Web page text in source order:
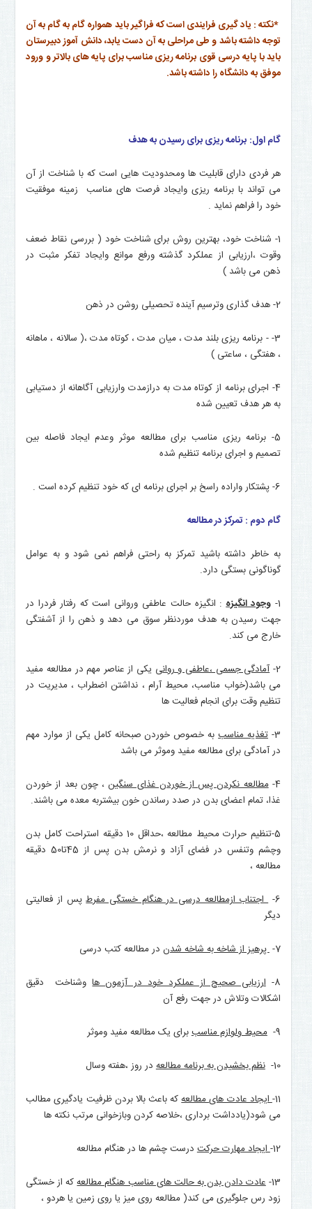
*نکته : یاد گیری فرایندی است که فراگیر باید همواره گام به گام به آن
توجه داشته باشد و طی مراحلی به آن دست یابد، دانش آموز دبیرستان
باید با پایه درسی قوی برنامه ریزی مناسب برای پایه های بالاتر و ورود
موفق به دانشگاه را داشته باشد.
گام اول: برنامه ریزی برای رسیدن به هدف
هر فردی دارای قابلیت ها ومحدودیت هایی است که با شناخت از آن
می تواند با برنامه ریزی وایجاد فرصت های مناسب زمینه موفقیت
خود را فراهم نماید .
1- شناخت خود، بهترین روش برای شناخت خود ( بررسی نقاط ضعف
وقوت ،ارزیابی از عملکرد گذشته ورفع موانع وایجاد تفکر مثبت در
ذهن می باشد )
2- هدف گذاری وترسیم آینده تحصیلی روشن در ذهن
3- - برنامه ریزی بلند مدت ، میان مدت ، کوتاه مدت ،( سالانه ، ماهانه
، هفتگی ، ساعتی )
4- اجرای برنامه از کوتاه مدت به درازمدت وارزیابی آگاهانه از دستیابی
به هر هدف تعیین شده
5- برنامه ریزی مناسب برای مطالعه موثر وعدم ایجاد فاصله بین
تصمیم و اجرای برنامه تنظیم شده
6- پشتکار واراده راسخ بر اجرای برنامه ای که خود تنظیم کرده است .
گام دوم : تمرکز در مطالعه
به خاطر داشته باشید تمرکز به راحتی فراهم نمی شود و به عوامل
گوناگونی بستگی دارد.
1- وجود انگیزه: انگیزه حالت عاطفی وروانی است که رفتار فردرا در
جهت رسیدن به هدف موردنظر سوق می دهد و ذهن را از آشفتگی
خارج می کند.
2- آمادگی جسمی ،عاطفی و روانی یکی از عناصر مهم در مطالعه مفید
می باشد(خواب مناسب، محیط آرام ، نداشتن اضطراب ، مدیریت در
تنظیم وقت برای انجام فعالیت ها
3- تغذیه مناسببه خصوص خوردن صبحانه کامل یکی از موارد مهم
در آمادگی برای مطالعه مفید وموثر می باشد
4- مطالعه نکردن پس از خوردن غذای سنگین، چون بعد از خوردن
غذا، تمام اعضای بدن در صدد رساندن خون بیشتربه معده می باشند.
5-تنظیم حرارت محیط مطالعه ،حداقل 10 دقیقه استراحت کامل بدن
وچشم وتنفس در فضای آزاد و نرمش بدن پس از 45تا50 دقیقه
مطالعه ،
6- اجتناب ازمطالعه درسی در هنگام خستگی مفرطپس از فعالیتی
دیگر
7- پرهیز از شاخه به شاخه شدن در مطالعه کتب درسی
8- ارزیابی صحیح از عملکرد خود در آزمون هاوشناخت دقیق
اشکالات وتلاش در جهت رفع آن
9- محیط ولوازم مناسببرای یک مطالعه مفید وموثر
10- نظم بخشیدن به برنامه مطالعهدر روز ،هفته وسال
11-ایجاد عادت های مطالعهکه باعث بالا بردن ظرفیت یادگیری مطالب
می شود(یادداشت برداری ،خلاصه کردن وبازخوانی مرتب نکته ها
12-ایجاد مهارت حرکتدرست چشم ها در هنگام مطالعه
13- عادت دادن بدن به حالت های مناسب هنگام مطالعهکه از خستگی
زود رس جلوگیری می کند( مطالعه روی میز یا روی زمین یا هردو ،